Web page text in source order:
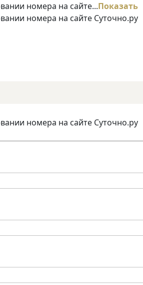
номера на сайте...Показать
номера на сайте Суточно.ру
номера на сайте Суточно.ру